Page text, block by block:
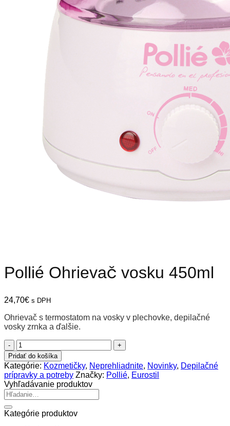
Pollié Ohrievač vosku 450ml
24,70€ s DPH
Ohrievač s termostatom na vosky v plechovke, depilačné
vosky zrnka a ďalšie.
množstvo
Pollié
Ohrievač
vosku
450ml
Pridať do košíka
Kategórie: Kozmetičky, Neprehliadnite, Novinky, Depilačné
prípravky a potreby Značky: Pollié, Eurostil
Vyhľadávanie produktov
Hľadať:
Kategórie produktov